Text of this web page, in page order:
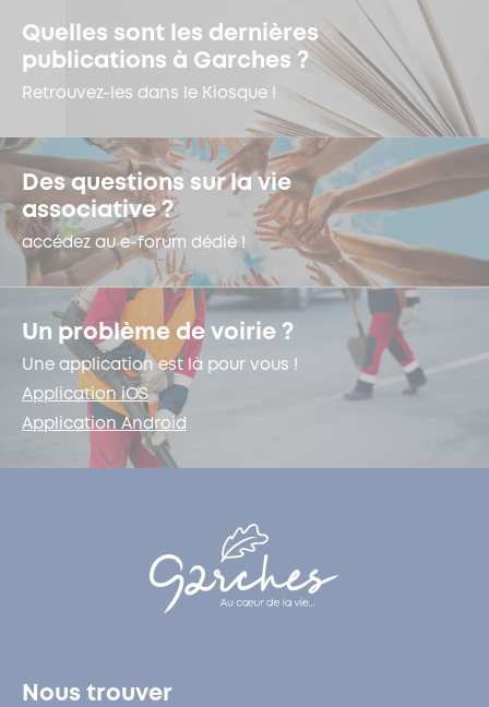
Quelles sont les dernières
publications à Garches ?
Retrouvez-les dans le Kiosque !
Des questions sur la vie
associative ?
accédez au e-forum dédié !
Un problème de voirie ?
Une application est là pour vous !
Application iOS
Application Android
Nous trouver